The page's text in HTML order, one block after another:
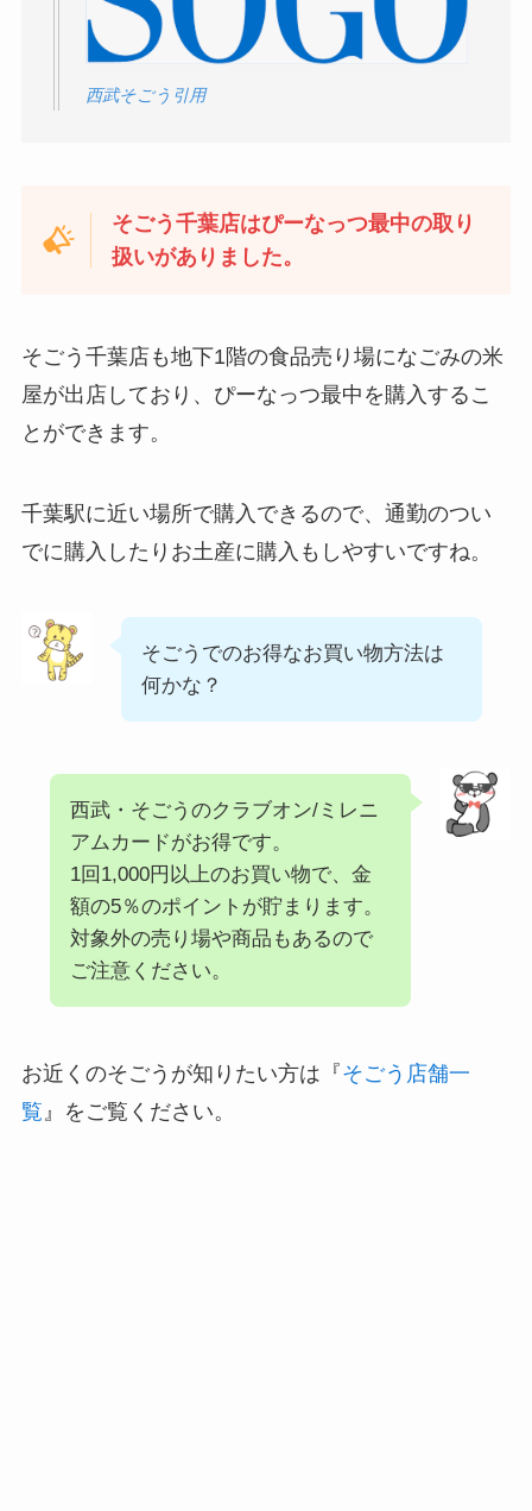
西武そごう引用
そごう千葉店はぴーなっつ最中の取り
扱いがありました。
そごう千葉店も地下1階の食品売り場になごみの米
屋が出店しており、ぴーなっつ最中を購入するこ
とができます。
千葉駅に近い場所で購入できるので、通勤のつい
でに購入したりお土産に購入もしやすいですね。
そごうでのお得なお買い物方法は
何かな？
西武・そごうのクラブオン/ミレニ
アムカードがお得です。
1回1,000円以上のお買い物で、金
額の5％のポイントが貯まります。
対象外の売り場や商品もあるので
ご注意ください。
お近くのそごうが知りたい方は『そごう店舗一
覧』をご覧ください。